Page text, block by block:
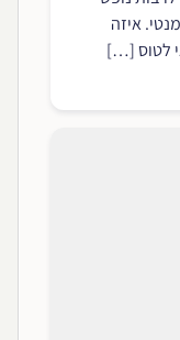
איזה
לטוס […]